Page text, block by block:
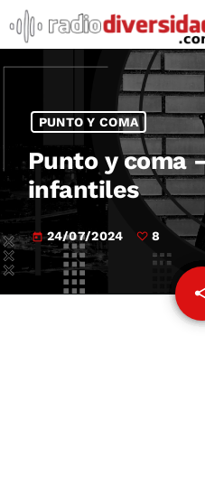
PUNTO Y COMA
Punto y coma
infantiles
today 24/07/2024 8